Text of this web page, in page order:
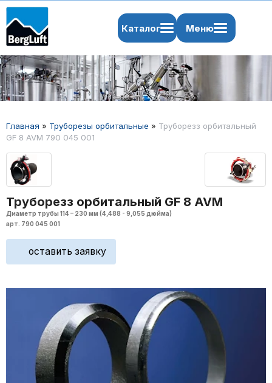
Каталог Меню
Главная » Труборезы орбитальные » Труборезз орбитальный
GF 8 AVM 790 045 001
Труборезз орбитальный GF 8 AVM
Диаметр трубы 114 – 230 мм (4,488 - 9,055 дюйма)
арт. 790 045 001
оставить заявку